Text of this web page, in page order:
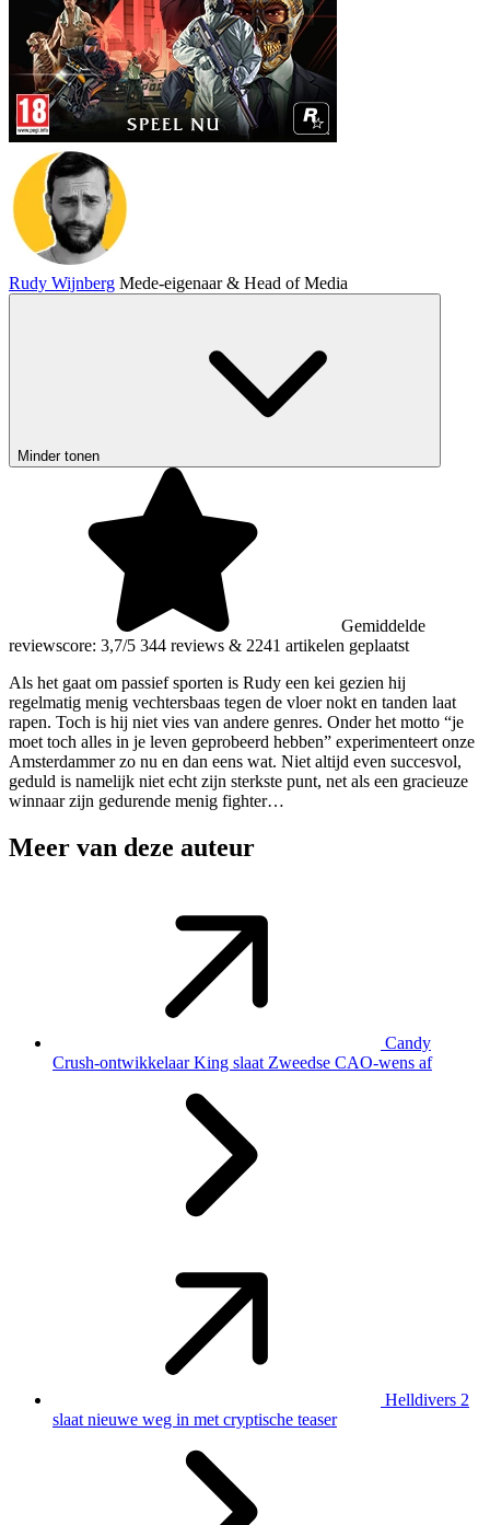
Rudy Wijnberg Mede-eigenaar & Head of Media
Minder tonen
Gemiddelde
reviewscore: 3,7/5 344 reviews & 2241 artikelen geplaatst
Als het gaat om passief sporten is Rudy een kei gezien hij
regelmatig menig vechtersbaas tegen de vloer nokt en tanden laat
rapen. Toch is hij niet vies van andere genres. Onder het motto “je
moet toch alles in je leven geprobeerd hebben” experimenteert onze
Amsterdammer zo nu en dan eens wat. Niet altijd even succesvol,
geduld is namelijk niet echt zijn sterkste punt, net als een gracieuze
winnaar zijn gedurende menig fighter…
Meer van deze auteur
Candy
Crush-ontwikkelaar King slaat Zweedse CAO-wens af
Helldivers 2
slaat nieuwe weg in met cryptische teaser